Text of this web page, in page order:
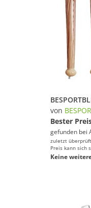
von
Bester
gefunden bei
zuletzt
Preis kann sich
Keine